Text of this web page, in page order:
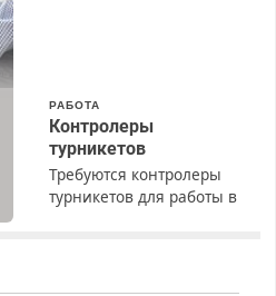
РАБОТА
Контролеры
турникетов
Требуются контролеры
турникетов для работы в